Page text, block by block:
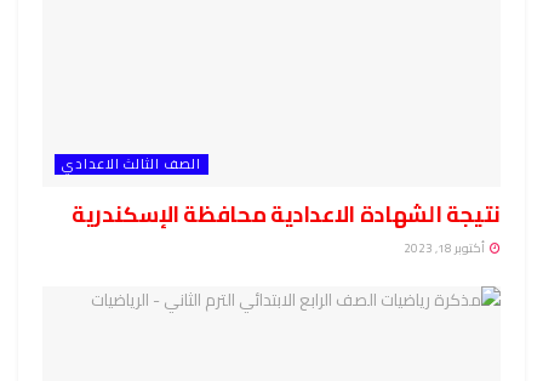
الصف الثالث الاعدادي
نتيجة الشهادة الاعدادية محافظة الإسكندرية
أكتوبر 18, 2023